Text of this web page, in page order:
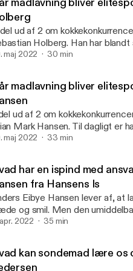
ud af 2 om
Holberg. Han har
Geranium i København
deltagere Brian Mark Hansen og
og mød Sebastian
hør, hvordan det lyder, når
hvor madlavning er en
maj 2022 30 min
madlavning bliver
ud af 2 om
Mark Hansen. Til dagligt er
i Nordsjælland - men de
skal repræsentere Danmark til
Hansen ser på mad som en
forberedelserne er, når
maj 2022 33 min
har en ispind med
fra Hansens Is
Eibye Hansen lever af,
og smil. Men den
ispind, er blot overfladen.
er vi taget på besøg hos
ansvarlighed
apr. 2022 35 min
kan sondemad lære os